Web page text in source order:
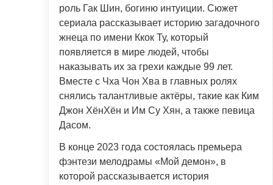
роль Гак Шин, богиню интуиции. Сюжет
сериала рассказывает историю загадочного
жнеца по имени Ккок Ту, который
появляется в мире людей, чтобы
наказывать их за грехи каждые 99 лет.
Вместе с Чха Чон Хва в главных ролях
снялись талантливые актёры, такие как Ким
Джон ХёнХён и Им Су Хян, а также певица
Дасом.
В конце 2023 года состоялась премьера
фэнтези мелодрамы «Мой демон», в
которой рассказывается история